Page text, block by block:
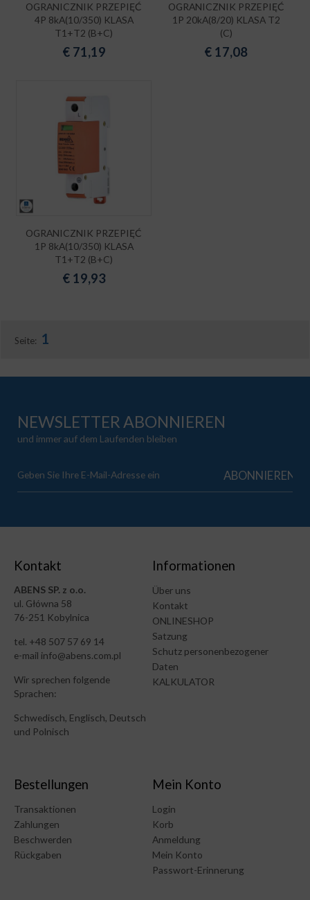
OGRANICZNIK PRZEPIĘĆ
4P 8kA(10/350) KLASA
T1+T2 (B+C)
€ 71,19
OGRANICZNIK PRZEPIĘĆ
1P 20kA(8/20) KLASA T2
(C)
€ 17,08
OGRANICZNIK PRZEPIĘĆ
1P 8kA(10/350) KLASA
T1+T2 (B+C)
€ 19,93
Seite: 1
NEWSLETTER ABONNIEREN
und immer auf dem Laufenden bleiben
Kontakt
ABENS SP. z o.o.
ul. Główna 58
76-251 Kobylnica
tel. +48 507 57 69 14
e-mail info@abens.com.pl
Wir sprechen folgende
Sprachen:
Schwedisch, Englisch, Deutsch
und Polnisch
Informationen
Über uns
Kontakt
ONLINESHOP
Satzung
Schutz personenbezogener
Daten
KALKULATOR
Bestellungen
Transaktionen
Zahlungen
Beschwerden
Rückgaben
Mein Konto
Login
Korb
Anmeldung
Mein Konto
Passwort-Erinnerung